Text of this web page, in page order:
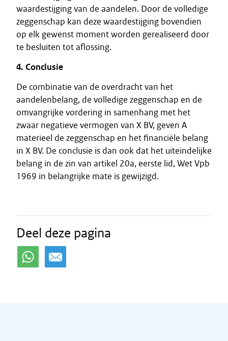
waardestijging van de aandelen. Door de volledige
zeggenschap kan deze waardestijging bovendien
op elk gewenst moment worden gerealiseerd door
te besluiten tot aflossing.
4. Conclusie
De combinatie van de overdracht van het
aandelenbelang, de volledige zeggenschap en de
omvangrijke vordering in samenhang met het
zwaar negatieve vermogen van X BV, geven A
materieel de zeggenschap en het financiële belang
in X BV. De conclusie is dan ook dat het uiteindelijke
belang in de zin van artikel 20a, eerste lid, Wet Vpb
1969 in belangrijke mate is gewijzigd.
Deel deze pagina